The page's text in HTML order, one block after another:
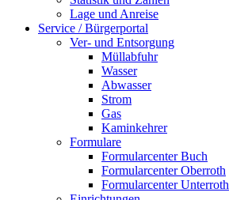
Lage und Anreise
Service / Bürgerportal
Ver- und Entsorgung
Müllabfuhr
Wasser
Abwasser
Strom
Gas
Kaminkehrer
Formulare
Formularcenter Buch
Formularcenter Oberroth
Formularcenter Unterroth